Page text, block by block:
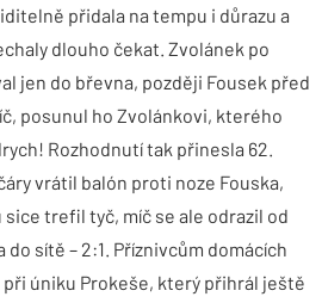
přidala na tempu i důrazu a
dlouho čekat. Zvolánek po
jen do břevna, později Fousek před
posunul ho Zvolánkovi, kterého
Rozhodnutí tak přinesla 62.
vrátil balón proti noze Fouska,
trefil tyč, míč se ale odrazil od
sítě – 2:1. Příznivcům domácích
při úniku Prokeše, který přihrál ještě